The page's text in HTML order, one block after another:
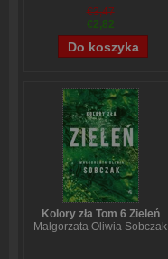
€3,47
€2,82
Kolory zła Tom 6 Zieleń
Małgorzata Oliwia Sobczak